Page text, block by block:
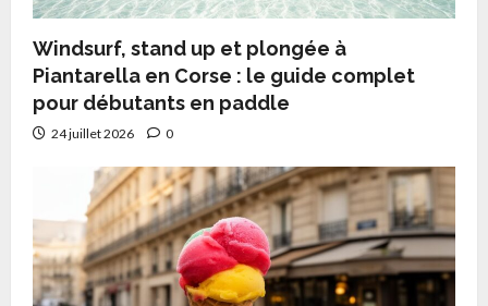
Windsurf, stand up et plongée à
Piantarella en Corse : le guide complet
pour débutants en paddle
24 juillet 2026 0